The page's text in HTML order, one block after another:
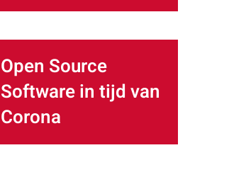
Open Source
Software in tijd van
Corona